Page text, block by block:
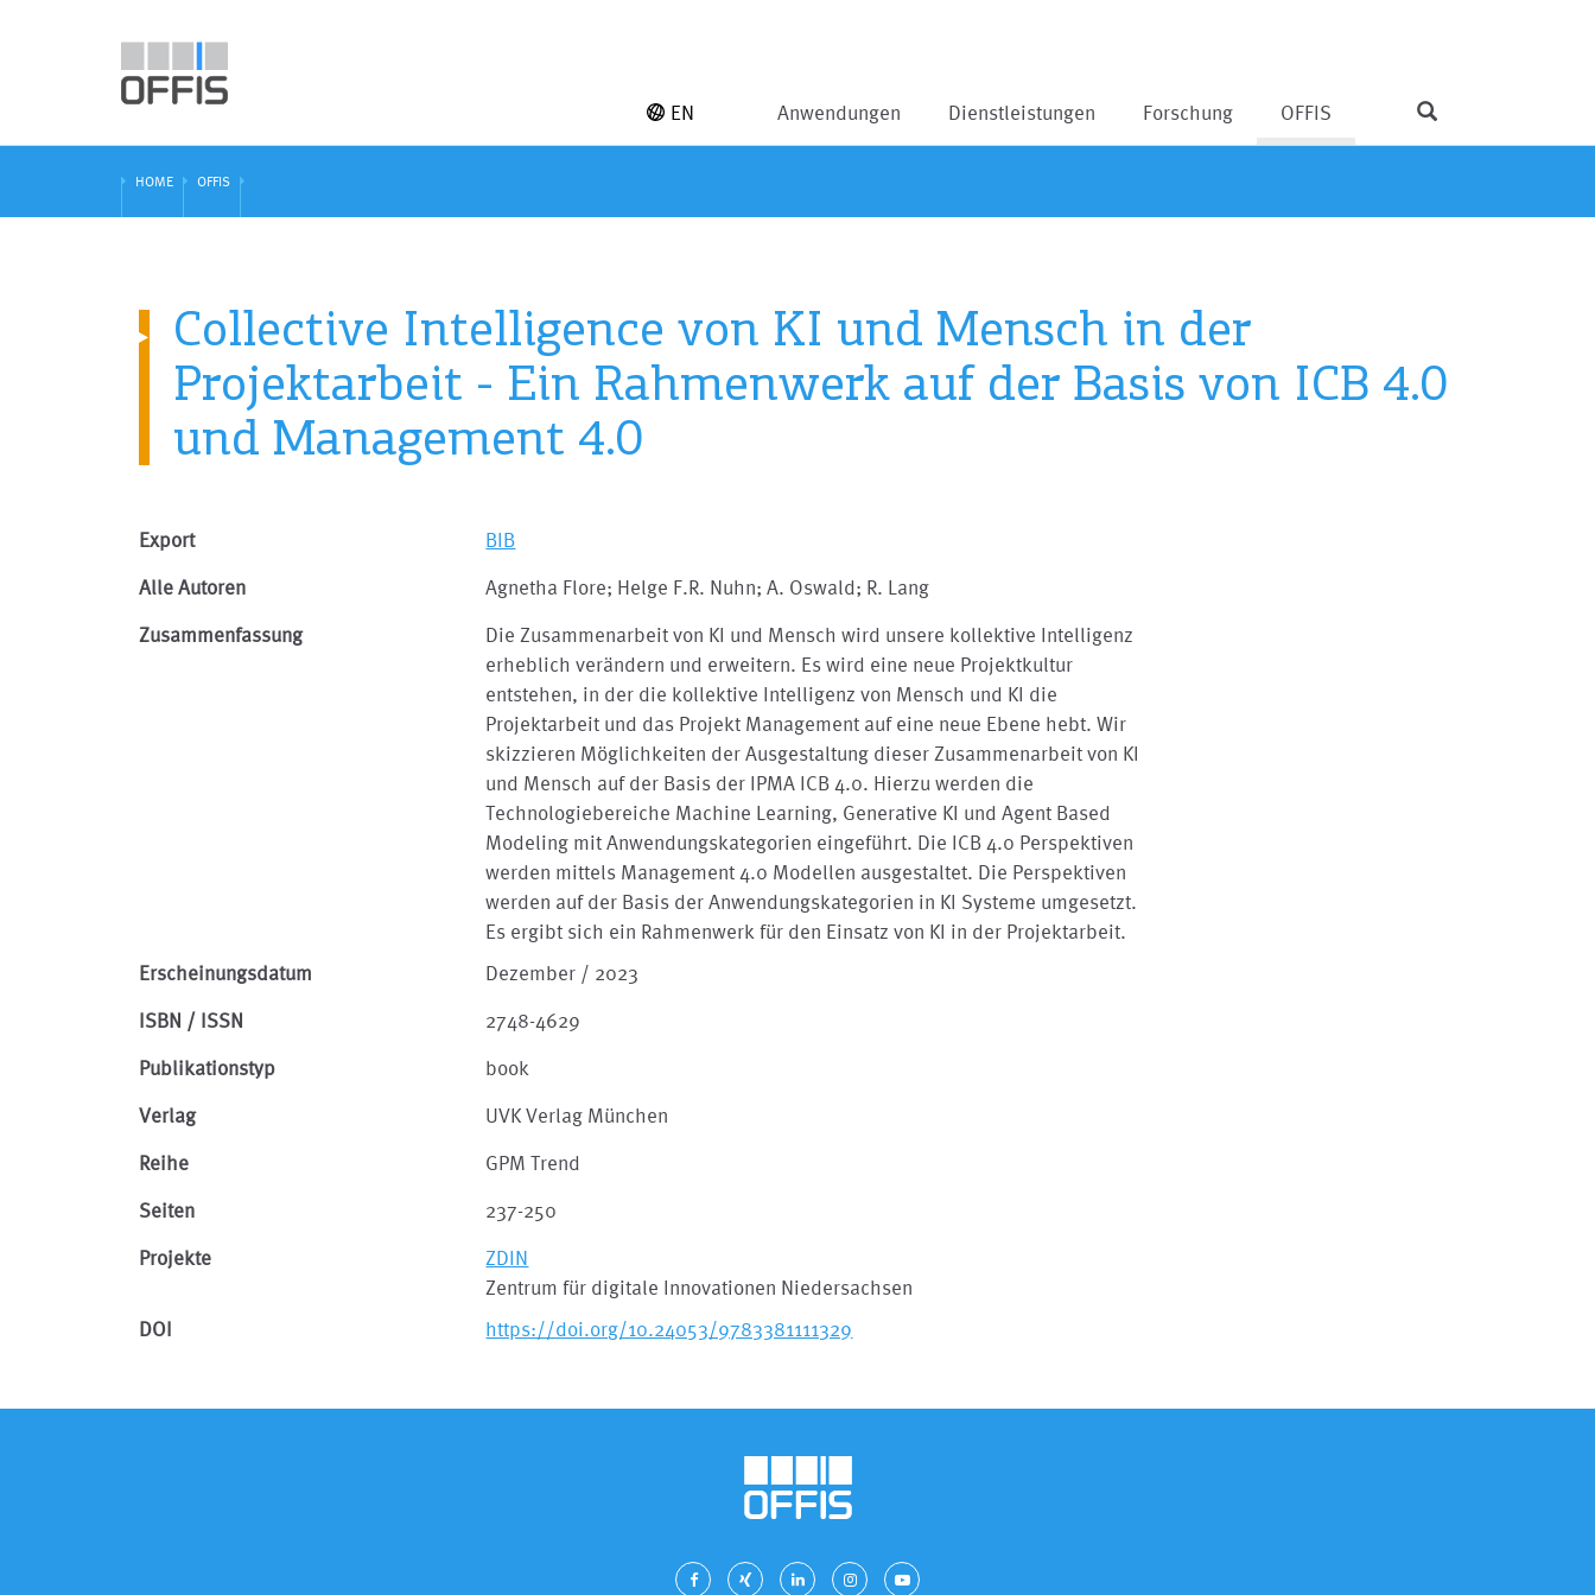
Anwendungen Dienstleistungen Forschung OFFIS
EN
HOME OFFIS
Collective Intelligence von KI und Mensch in der
Projektarbeit - Ein Rahmenwerk auf der Basis von ICB 4.0
und Management 4.0
Export BIB
Alle Autoren Agnetha Flore; Helge F.R. Nuhn; A. Oswald; R. Lang
Zusammenfassung
Die Zusammenarbeit von KI und Mensch wird unsere kollektive Intelligenz
erheblich verändern und erweitern. Es wird eine neue Projektkultur
entstehen, in der die kollektive Intelligenz von Mensch und KI die
Projektarbeit und das Projekt Management auf eine neue Ebene hebt. Wir
skizzieren Möglichkeiten der Ausgestaltung dieser Zusammenarbeit von KI
und Mensch auf der Basis der IPMA ICB 4.0. Hierzu werden die
Technologiebereiche Machine Learning, Generative KI und Agent Based
Modeling mit Anwendungskategorien eingeführt. Die ICB 4.0 Perspektiven
werden mittels Management 4.0 Modellen ausgestaltet. Die Perspektiven
werden auf der Basis der Anwendungskategorien in KI Systeme umgesetzt.
Es ergibt sich ein Rahmenwerk für den Einsatz von KI in der Projektarbeit.
Erscheinungsdatum
Dezember / 2023
ISBN / ISSN 2748-4629
Publikationstyp book
Verlag UVK Verlag München
Reihe GPM Trend
Seiten 237-250
Projekte
ZDIN
Zentrum für digitale Innovationen Niedersachsen
DOI
https://doi.org/10.24053/9783381111329